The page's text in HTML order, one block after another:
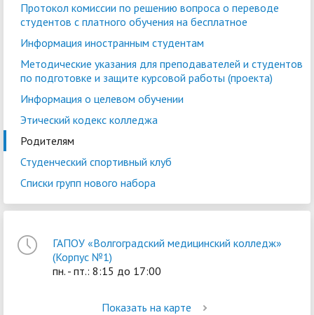
Протокол комиссии по решению вопроса о переводе
студентов с платного обучения на бесплатное
Информация иностранным студентам
Методические указания для преподавателей и студентов
по подготовке и защите курсовой работы (проекта)
Информация о целевом обучении
Этический кодекс колледжа
Родителям
Студенческий спортивный клуб
Списки групп нового набора
ГАПОУ «Волгоградский медицинский колледж»
(Корпус №1)
пн. - пт.: 8:15 до 17:00
Показать на карте